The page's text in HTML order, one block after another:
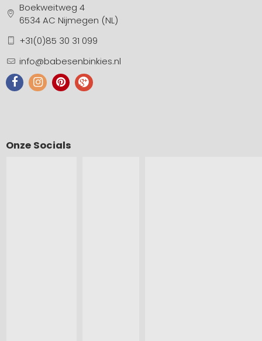
Boekweitweg 4
6534 AC Nijmegen (NL)
+31(0)85 30 31 099
info@babesenbinkies.nl
Onze Socials